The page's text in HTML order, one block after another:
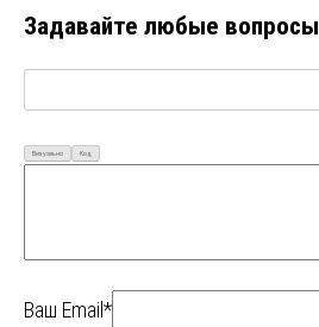
Задавайте любые вопросы
Визуально Код
Ваш Email*